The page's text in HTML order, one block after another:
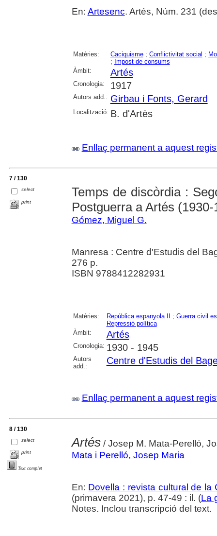
En: Artesenc. Artés, Núm. 231
Matèries: Caciquisme; Conflictivitat social ;
; Impost de consums
Àmbit:
Artés
Cronologia: 1917
Autors add.: Girbau i Fonts, Gerard
Localització: B. d'Artès
Enllaç permanent a aquest
7 / 130
select
print
Temps de discòrdia :
Postguerra a Artés (1930-
Gómez, Miguel G.
Manresa : Centre d'Estudis del
276 p.
ISBN 9788412282931
Matèries: República espanyola II ; Guerra civil
Repressió política
Àmbit:
Artés
Cronologia: 1930 - 1945
Autors
add.:
Centre d'Estudis del
Enllaç permanent a aquest
8 / 130
select
print
Text complet
Artés/ Josep M. Mata-Perelló,
Mata i Perelló, Josep Maria
En: Dovella : revista cultural de la
(primavera 2021), p. 47-49 : il. (La
Notes. Inclou transcripció del text.